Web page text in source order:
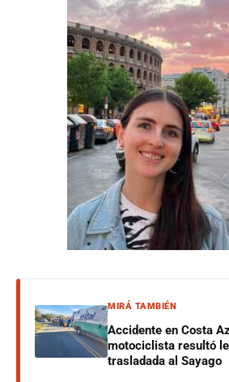
MIRÁ TAMBIÉN
Accidente en Costa
motociclista resultó
trasladada al Sayago